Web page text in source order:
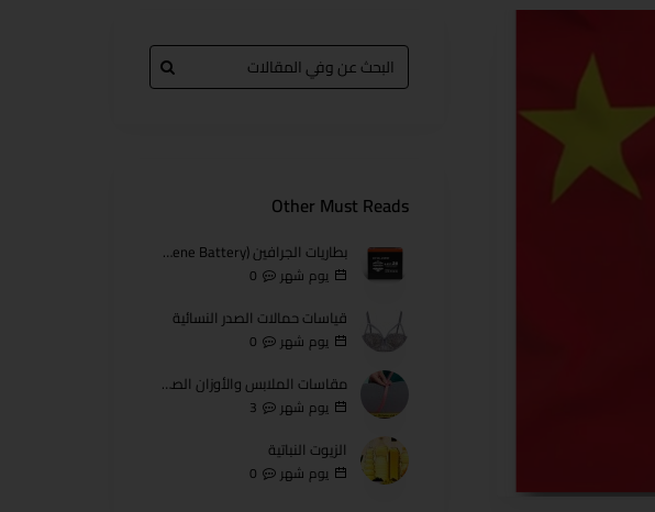
Other Must Reads
بطاريات الجرافين (Graphene Battery)
يوم شهر 0
قياسات حمالات الصدر النسائية
يوم شهر 0
مقاسات الملابس والأوزان الصينية
يوم شهر 3
الزيوت النباتية
يوم شهر 0